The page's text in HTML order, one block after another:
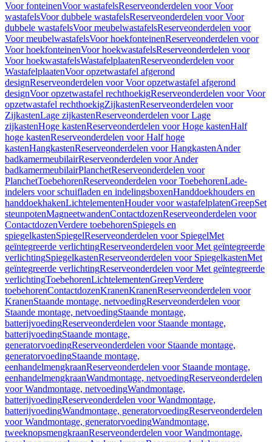
Voor fonteinenVoor wastafelsReserveonderdelen voor Voor
wastafelsVoor dubbele wastafelsReserveonderdelen voor Voor
dubbele wastafelsVoor meubelwastafelsReserveonderdelen voor
Voor meubelwastafelsVoor hoekfonteinenReserveonderdelen voor
Voor hoekfonteinenVoor hoekwastafelsReserveonderdelen voor
Voor hoekwastafelsWastafelplaatenReserveonderdelen voor
WastafelplaatenVoor opzetwastafel afgerond
designReserveonderdelen voor Voor opzetwastafel afgerond
designVoor opzetwastafel rechthoekigReserveonderdelen voor Voor
opzetwastafel rechthoekigZijkastenReserveonderdelen voor
ZijkastenLage zijkastenReserveonderdelen voor Lage
zijkastenHoge kastenReserveonderdelen voor Hoge kastenHalf
hoge kastenReserveonderdelen voor Half hoge
kastenHangkastenReserveonderdelen voor HangkastenAnder
badkamermeubilairReserveonderdelen voor Ander
badkamermeubilairPlanchetReserveonderdelen voor
PlanchetToebehorenReserveonderdelen voor ToebehorenLade-
indelers voor schuifladen en indelingsboxenHanddoekhouders en
handdoekhakenLichtelementenHouder voor wastafelplatenGreepSet
steunpotenMagneetwandenContactdozenReserveonderdelen voor
ContactdozenVerdere toebehorenSpiegels en
spiegelkastenSpiegelReserveonderdelen voor SpiegelMet
geïntegreerde verlichtingReserveonderdelen voor Met geïntegreerde
verlichtingSpiegelkastenReserveonderdelen voor SpiegelkastenMet
geïntegreerde verlichtingReserveonderdelen voor Met geïntegreerde
verlichtingToebehorenLichtelementenGreepVerdere
toebehorenContactdozenKranenKranenReserveonderdelen voor
KranenStaande montage, netvoedingReserveonderdelen voor
Staande montage, netvoedingStaande montage,
batterijvoedingReserveonderdelen voor Staande montage,
batterijvoedingStaande montage,
generatorvoedingReserveonderdelen voor Staande montage,
generatorvoedingStaande montage,
eenhandelmengkraanReserveonderdelen voor Staande montage,
eenhandelmengkraanWandmontage, netvoedingReserveonderdelen
voor Wandmontage, netvoedingWandmontage,
batterijvoedingReserveonderdelen voor Wandmontage,
batterijvoedingWandmontage, generatorvoedingReserveonderdelen
voor Wandmontage, generatorvoedingWandmontage,
tweeknopsmengkraanReserveonderdelen voor Wandmontage,